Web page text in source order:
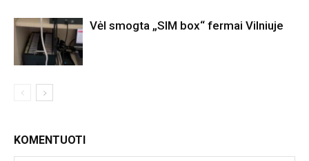
Vėl smogta „SIM box“ fermai Vilniuje
KOMENTUOTI